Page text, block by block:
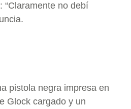
“Claramente no debí
pistola negra impresa en
Glock cargado y un